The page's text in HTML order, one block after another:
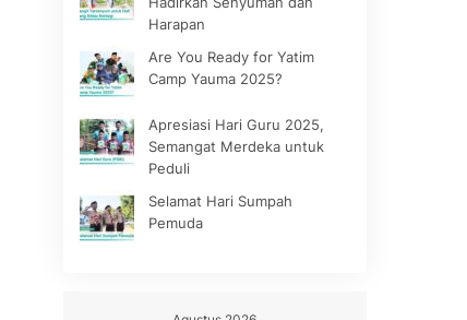
Harapan
Are You Ready for Yatim
Camp Yauma 2025?
Apresiasi Hari Guru 2025,
Semangat Merdeka untuk
Peduli
Selamat Hari Sumpah
Pemuda